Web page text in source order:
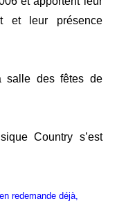
et leur présence
salle des fêtes de
Country s’est
redemande déjà,